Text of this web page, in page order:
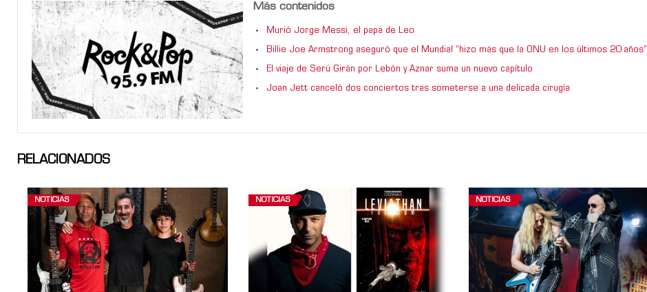
Más contenidos
Murió Jorge Messi, el papá de Leo
Billie Joe Armstrong aseguró que el Mundial “hizo más que la ONU en los últimos 20 años”
El viaje de Serú Girán por Lebón y Aznar suma un nuevo capítulo
Joan Jett canceló dos conciertos tras someterse a una delicada cirugía
RELACIONADOS
NOTICIAS NOTICIAS NOTICIAS